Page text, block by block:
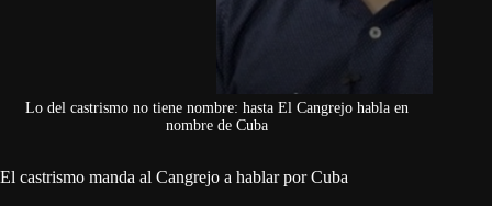
Lo del castrismo no tiene nombre: hasta El Cangrejo habla en
nombre de Cuba
El castrismo manda al Cangrejo a hablar por Cuba